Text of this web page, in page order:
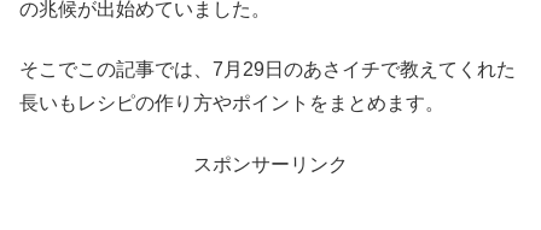
の兆候が出始めていました。
そこでこの記事では、7月29日のあさイチで教えてくれた
長いもレシピの作り方やポイントをまとめます。
スポンサーリンク